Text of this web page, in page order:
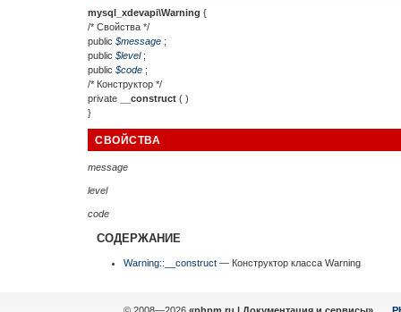
mysql_xdevapi\Warning {
/* Свойства */
public $message ;
public $level;
public $code ;
/* Конструктор */
private
__construct ( )
}
СВОЙСТВА
message
level
code
СОДЕРЖАНИЕ
Warning::__construct — Конструктор класса Warning